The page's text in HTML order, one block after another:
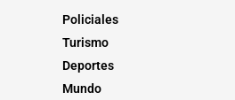
Policiales
Turismo
Deportes
Mundo